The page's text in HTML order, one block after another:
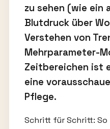
zu sehen (wie ein
Blutdruck über
Verstehen von
Mehrparameter-
Zeitbereichen ist
eine
Pflege.
Schritt für Schritt: So